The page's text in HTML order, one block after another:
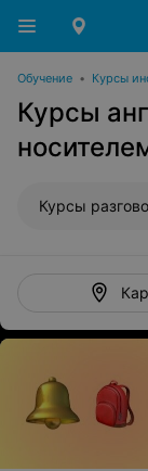
Обучение • Курсы
Курсы
Курсы